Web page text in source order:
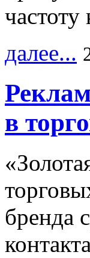
частоту
далее...
в
бренда